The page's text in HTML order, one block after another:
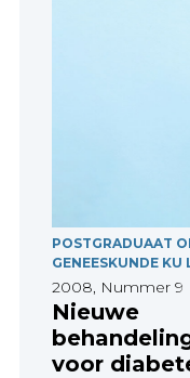
POSTGRADUAAT
GENEESKUNDE KU
2008, Nummer 9
Nieuwe
voor